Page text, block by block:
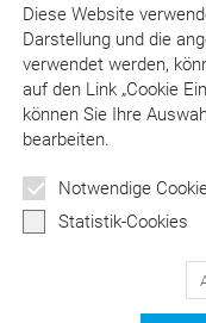
Diese Website
Darstellung und die
verwendet werden,
aufden Link „Cookie
können Sie Ihre
bearbeiten.
Notwendige
Statistik-Cookies
Wie die
funktioniert
129
Newsletter
Wertvolle